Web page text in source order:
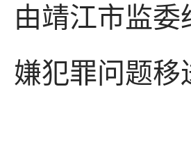
由靖江市监
嫌犯罪问题